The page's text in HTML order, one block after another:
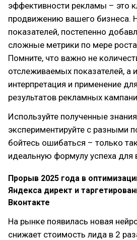
эффективности рекламы – это
продвижению вашего бизнеса.
показателей, постепенно
сложные метрики по мере
Помните, что важно не
отслеживаемых показателей, а
интерпретация и применение
результатов рекламных
Используйте полученные
экспериментируйте с разными
бойтесь ошибаться – только
идеальную формулу успеха для
Прорыв 2025 года в
Яндекса директ и
Вконтакте
На рынке появилась новая
снижает стоимость лида в 2